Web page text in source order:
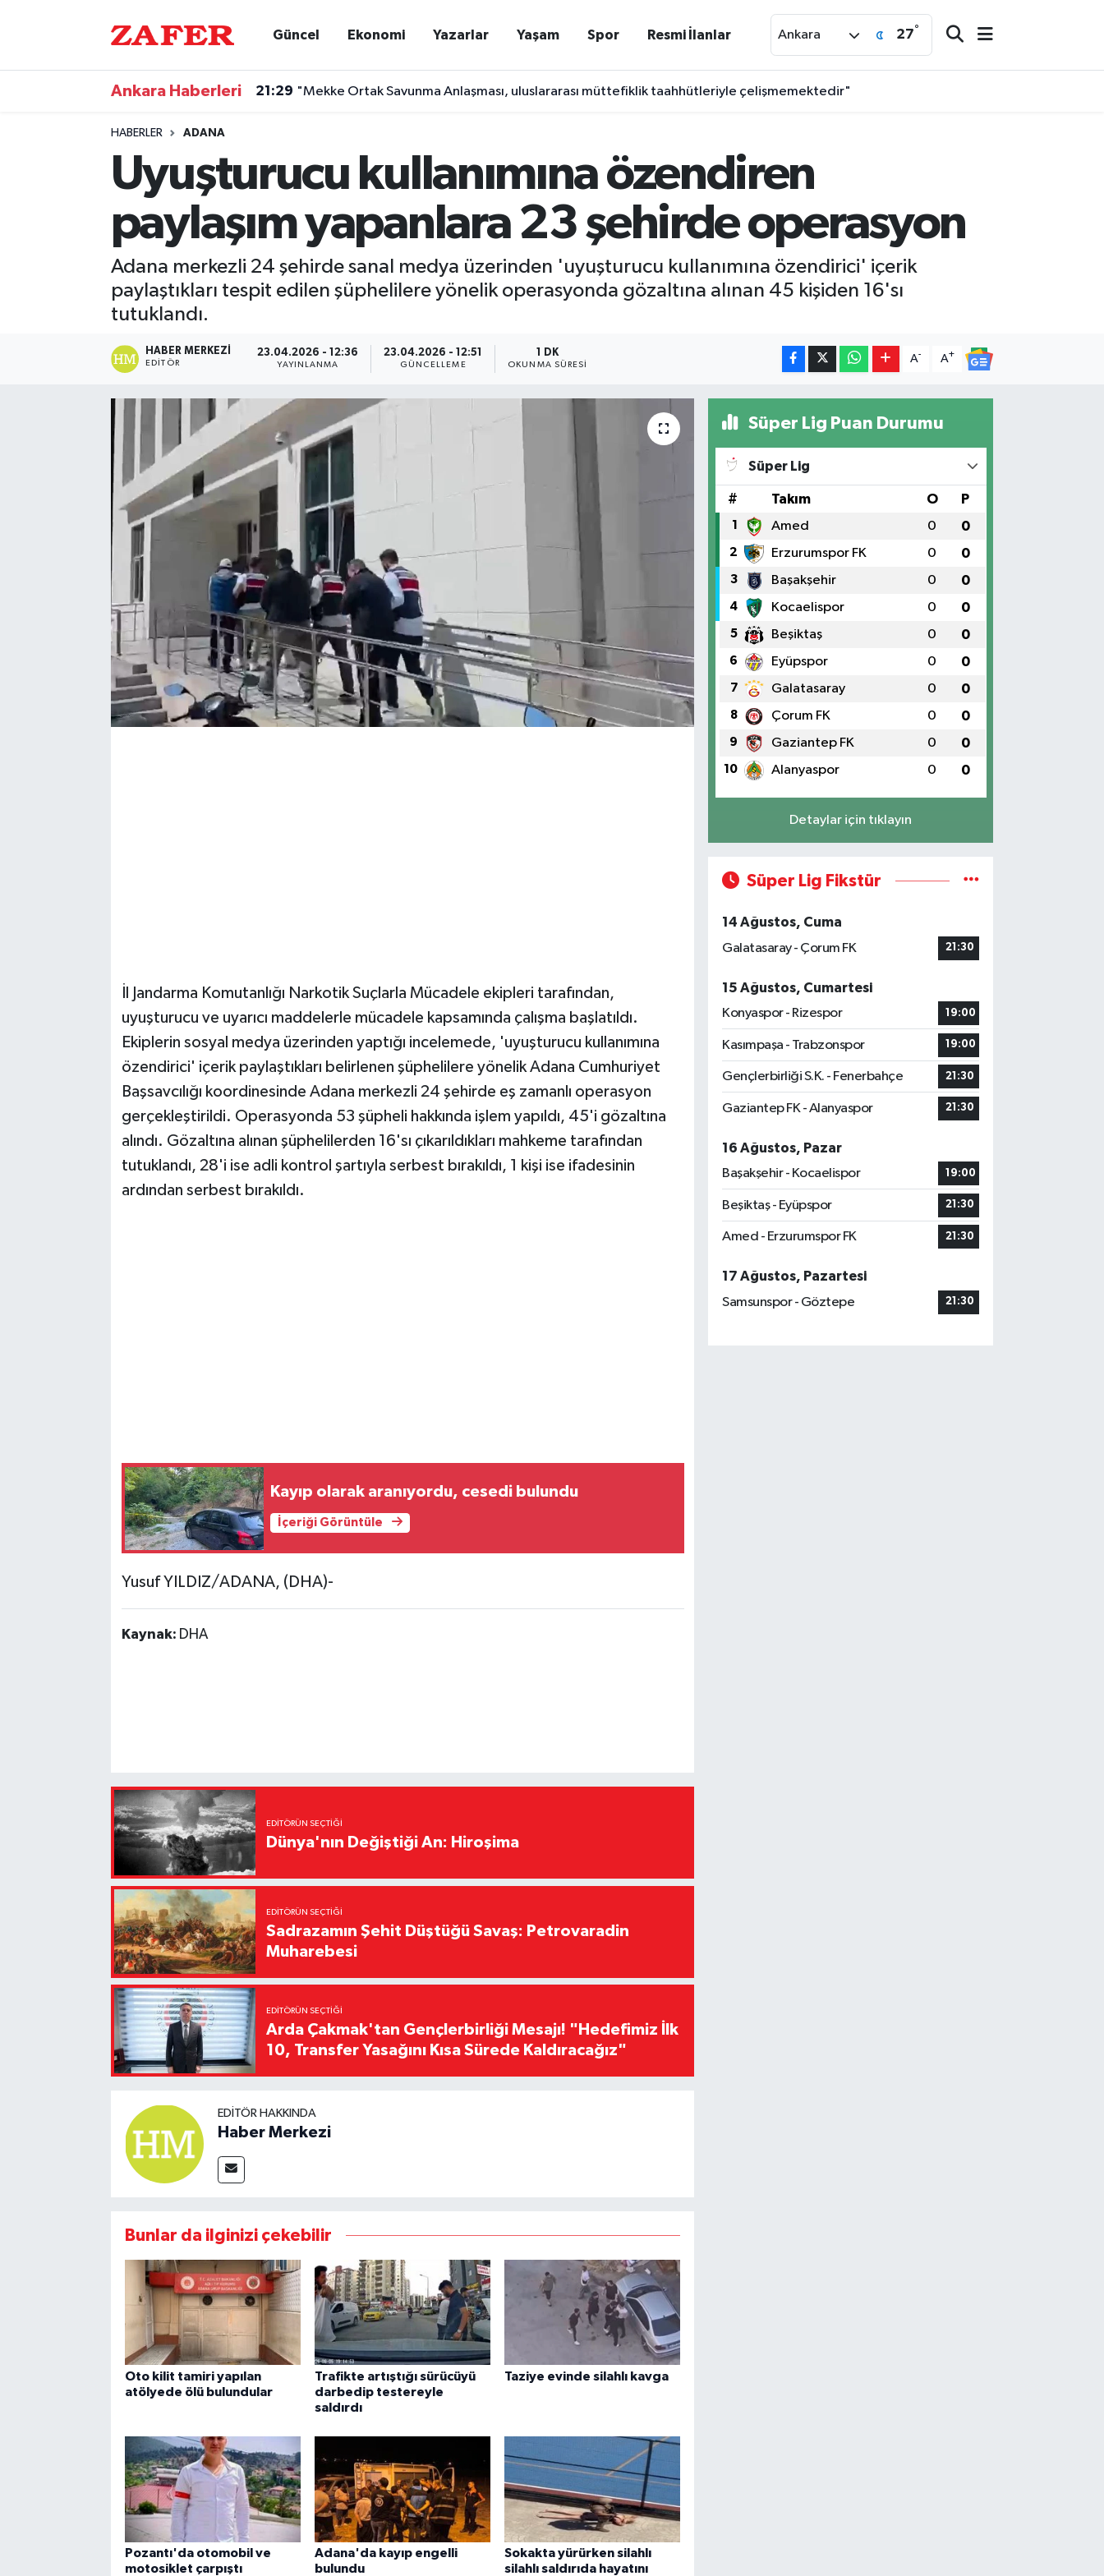
Güncel Ekonomi Yazarlar Yaşam Spor Resmi İlanlar Ankara 27°
Ankara Haberleri
HABERLER ADANA
Uyuşturucu kullanımına özendiren
paylaşım yapanlara 23 şehirde operasyon
Adana merkezli 24 şehirde sanal medya üzerinden 'uyuşturucu kullanımına özendirici' içerik
paylaştıkları tespit edilen şüphelilere yönelik operasyonda gözaltına alınan 45 kişiden 16'sı
tutuklandı.
HABER MERKEZI
EDITÖR
23.04.2026 - 12:36
YAYINLANMA
23.04.2026 - 12:51
GÜNCELLEME
1 DK
OKUNMA SÜRESI
A- A+
İl Jandarma Komutanlığı Narkotik Suçlarla Mücadele ekipleri tarafından,
uyuşturucu ve uyarıcı maddelerle mücadele kapsamında çalışma başlatıldı.
Ekiplerin sosyal medya üzerinden yaptığı incelemede, 'uyuşturucu kullanımına
özendirici' içerik paylaştıkları belirlenen şüphelilere yönelik Adana Cumhuriyet
Başsavcılığı koordinesinde Adana merkezli 24 şehirde eş zamanlı operasyon
gerçekleştirildi. Operasyonda 53 şüpheli hakkında işlem yapıldı, 45'i gözaltına
alındı. Gözaltına alınan şüphelilerden 16'sı çıkarıldıkları mahkeme tarafından
tutuklandı, 28'i ise adli kontrol şartıyla serbest bırakıldı, 1 kişi ise ifadesinin
ardından serbest bırakıldı.
Kayıp olarak aranıyordu, cesedi bulundu
İçeriği Görüntüle
Yusuf YILDIZ/ADANA, (DHA)-
Kaynak: DHA
EDITÖRÜN SEÇTIĞI
Dünya'nın Değiştiği An: Hiroşima
EDITÖRÜN SEÇTIĞI
Sadrazamın Şehit Düştüğü Savaş: Petrovaradin
Muharebesi
EDITÖRÜN SEÇTIĞI
Arda Çakmak'tan Gençlerbirliği Mesajı! "Hedefimiz İlk
10, Transfer Yasağını Kısa Sürede Kaldıracağız"
EDITÖR HAKKINDA
Haber Merkezi
Bunlar da ilginizi çekebilir
Oto kilit tamiri yapılan
atölyede ölü bulundular
Trafikte artıştığı sürücüyü
darbedip testereyle
saldırdı
Taziye evinde silahlı kavga
Pozantı'da otomobil ve
motosiklet çarpıştı
Adana'da kayıp engelli
bulundu
Sokakta yürürken silahlı
silahlı saldırıda hayatını
Süper Lig Puan Durumu
Süper Lig
# Takım O P
1 Amed 0 0
2 Erzurumspor FK 0 0
3 Başakşehir 0 0
4 Kocaelispor 0 0
5 Beşiktaş 0 0
6 Eyüpspor 0 0
7 Galatasaray 0 0
8 Çorum FK 0 0
9 Gaziantep FK 0 0
10 Alanyaspor 0 0
Detaylar için tıklayın
Süper Lig Fikstür
14 Ağustos, Cuma
Galatasaray - Çorum FK
21:30
15 Ağustos, Cumartesi
Konyaspor - Rizespor
19:00
Kasımpaşa - Trabzonspor 19:00
Gençlerbirliği S.K. - Fenerbahçe 21:30
Gaziantep FK - Alanyaspor 21:30
16 Ağustos, Pazar
Başakşehir - Kocaelispor
19:00
Beşiktaş - Eyüpspor 21:30
Amed - Erzurumspor FK 21:30
17 Ağustos, Pazartesi
Samsunspor - Göztepe
21:30
Trafik Durumu
Süper Lig Puan Durumu ve Fikstür
Tüm Manşetler
Son Dakika Haberleri
Haber Arşivi